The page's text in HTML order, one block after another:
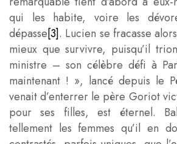
qui les habite, voire les
dépasse[3]. Lucien se fracasse
mieux que survivre, puisqu’il
ministre – son célèbre défi à
maintenant ! », lancé depuis le
venait d’enterrer le père Goriot
pour ses filles, est éternel.
tellement les femmes qu’il en